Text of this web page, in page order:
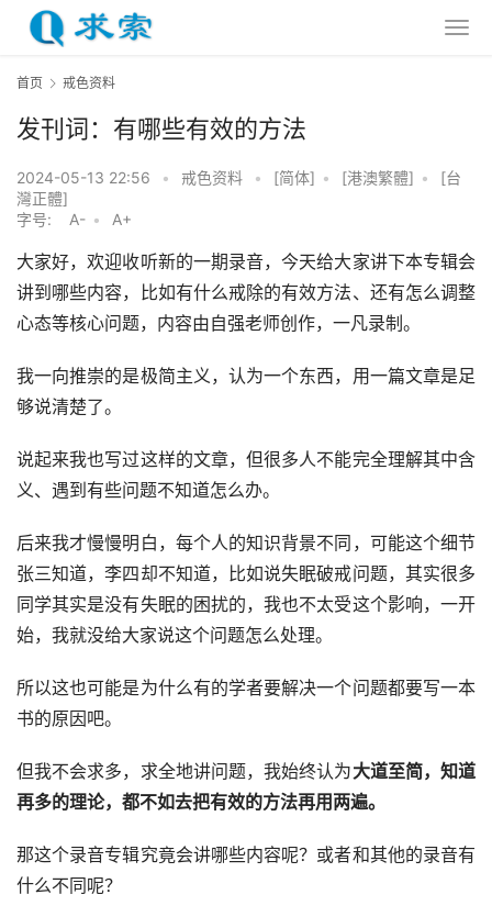
首页 戒色资料
发刊词：有哪些有效的方法
2024-05-13 22:56 • 戒色资料 • [简体] • [港澳繁體] •
[台
灣正體]
字号:
A- • A+
大家好，欢迎收听新的一期录音，今天给大家讲下本专辑会
讲到哪些内容，比如有什么戒除的有效方法、还有怎么调整
心态等核心问题，内容由自强老师创作，一凡录制。
我一向推崇的是极简主义，认为一个东西，用一篇文章是足
够说清楚了。
说起来我也写过这样的文章，但很多人不能完全理解其中含
义、遇到有些问题不知道怎么办。
后来我才慢慢明白，每个人的知识背景不同，可能这个细节
张三知道，李四却不知道，比如说失眠破戒问题，其实很多
同学其实是没有失眠的困扰的，我也不太受这个影响，一开
始，我就没给大家说这个问题怎么处理。
所以这也可能是为什么有的学者要解决一个问题都要写一本
书的原因吧。
但我不会求多，求全地讲问题，我始终认为大道至简，知道
再多的理论，都不如去把有效的方法再用两遍。
那这个录音专辑究竟会讲哪些内容呢？或者和其他的录音有
什么不同呢？